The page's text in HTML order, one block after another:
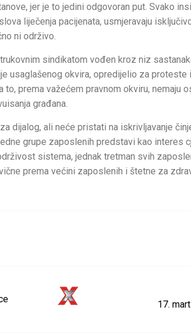
jer je to jedini odgovoran put. Svako
liječenja pacijenata, usmjeravaju
ni održivo.
sindikatom vođen kroz niz
usaglašenog okvira, opredijelio za proteste
prema važećem pravnom okviru, nemaju
građana.
dijalog, ali neće pristati na iskrivljavanje
grupe zaposlenih predstavi kao interes
sistema, jednak tretman svih
prema većini zaposlenih i štetne za
17.